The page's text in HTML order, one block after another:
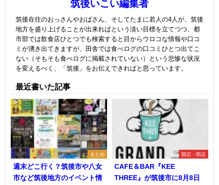
筑後いこい編集者
筑後在住のおっさんやおばさん、そしてたまに若人の4人が、筑後
地方を盛り上げることが出来ればという淡い目標を立てつつ、都
市部では飲食店ひとつでも検索すると目からウロコな情報や口コ
ミが湧き出てきますが、田舎では食べログの口コミひとつ出てこ
ない（そもそも食べログに掲載されていない）という悲惨な状況
を変えるべく、「筑後」をお伝えできればと思っています。
最近書いた記事
まとめ
週末どこ行く？筑後市や八女
市など筑後地方のイベント情
開店・閉店
CAFE＆BAR『KEE
THREE』が筑後市に8月8日